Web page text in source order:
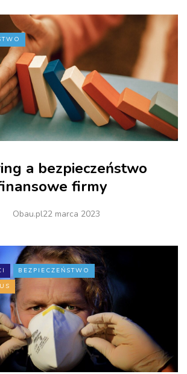
a bezpieczeństwo
firmy
Obau.pl22 marca 2023
BEZPIECZEŃSTWO